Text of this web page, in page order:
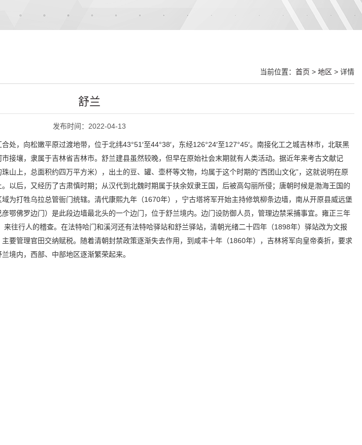
当前位置： 首页 > 地区 > 详情
舒兰
发布时间：2022-04-13
，向松嫩平原过渡地带，位于北纬43°51′至44°38′，东经126°24′至127°45′。南接化工之城吉林市，北联黑
接壤，隶属于吉林省吉林市。舒兰建县虽然较晚，但早在原始社会末期就有人类活动。据近年来考古文献记
山上，总面积约四万平方米），出土的豆、罐、壶杯等文物，均属于这个时期的“西团山文化”，这就说明在原
以后，又经历了古肃慎时期；从汉代到北魏时期属于扶余奴隶王国，后被高勾丽所侵；唐朝时候是渤海王国的
为打牲乌拉总管衙门统辖。清代康熙九年（1670年），宁古塔将军开始主持修筑柳条边墙，南从开原县威远堡
鄂佛罗边门）是此段边墙最北头的一个边门，位于舒兰境内。边门设防御人员，管理边禁采捕事宜。雍正三年
来往行人的稽查。在法特哈门和溪河还有法特哈驿站和舒兰驿站，清朝光绪二十四年（1898年）驿站改为文报
要管理官田交纳赋税。随着清朝封禁政策逐渐失去作用，到咸丰十年（1860年），吉林将军向皇帝奏折，要求
境内，西部、中部地区逐渐繁荣起来。